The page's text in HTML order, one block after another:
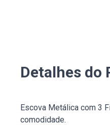
Detalhes do
Escova Metálica com 3
comodidade.